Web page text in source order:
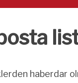
haberdar